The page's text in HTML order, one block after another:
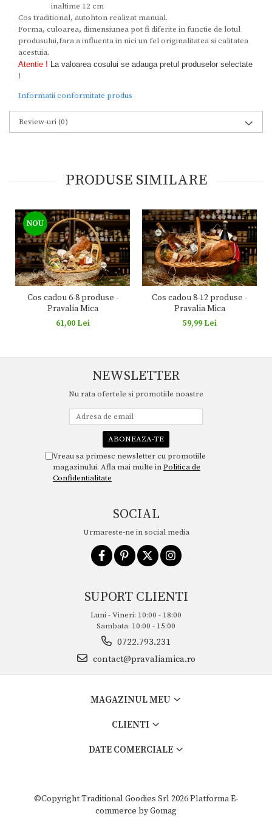
inaltime 12 cm
Cos traditional, autohton realizat manual.
Forma, culoarea, dimensiunea pot fi diferite in functie de lotul
produsului,fara a influenta in nici un fel originalitatea si calitatea
acestuia.
Atentie !
La valoarea cosului se adauga pretul produselor selectate
!
Informatii conformitate produs
Review-uri(0)
PRODUSE SIMILARE
NOU
Cos cadou 6-8 produse -
Pravalia Mica
61,00 Lei
Cos cadou 8-12 produse -
Pravalia Mica
59,99 Lei
NEWSLETTER
Nu rata ofertele si promotiile noastre
Vreau sa primesc newsletter cu promotiile
magazinului. Afla mai multe inPolitica de
Confidentialitate
SOCIAL
Urmareste-ne in social media
SUPORT CLIENTI
Luni - Vineri: 10:00 - 18:00
Sambata: 10:00 - 15:00
0722.793.231
contact@pravaliamica.ro
MAGAZINUL MEU
CLIENTI
DATE COMERCIALE
©Copyright Traditional Goodies Srl 2026Platforma E-
commerce by Gomag